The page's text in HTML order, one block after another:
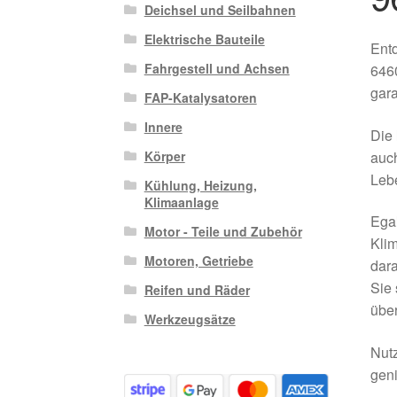
Die
Sie
Deichsel und Seilbahnen
Elektrische Bauteile
Fahrgestell und Achsen
FAP-Katalysatoren
Innere
Körper
Kühlung, Heizung,
Klimaanlage
Motor - Teile und Zubehör
Motoren, Getriebe
Reifen und Räder
Werkzeugsätze